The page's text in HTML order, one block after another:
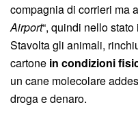
compagnia di corrieri ma
Airport“, quindi nello
Stavolta gli animali,
cartone in condizioni
un cane molecolare
droga e denaro.